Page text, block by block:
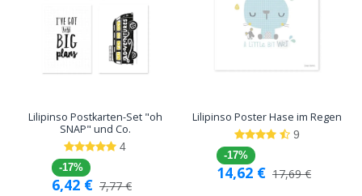
Lilipinso Postkarten-Set "oh
SNAP" und Co.
4
-17%
6,42 € 7,77€
Lilipinso Poster Hase im Regen
9
-17%
14,62 € 17,69€